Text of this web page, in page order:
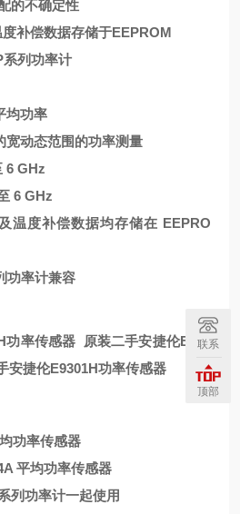
的不确定性
补偿数据存储于EEPROM
系列功率计
均功率
宽动态范围的功率测量
6 GHz
6 GHz
温度补偿数据均存储在 EEPRO
功率计兼容
功率传感器
原装二手安捷伦E930
安捷伦E9301H功率传感器
功率传感器
平均功率传感器
列功率计一起使用
联系
顶部